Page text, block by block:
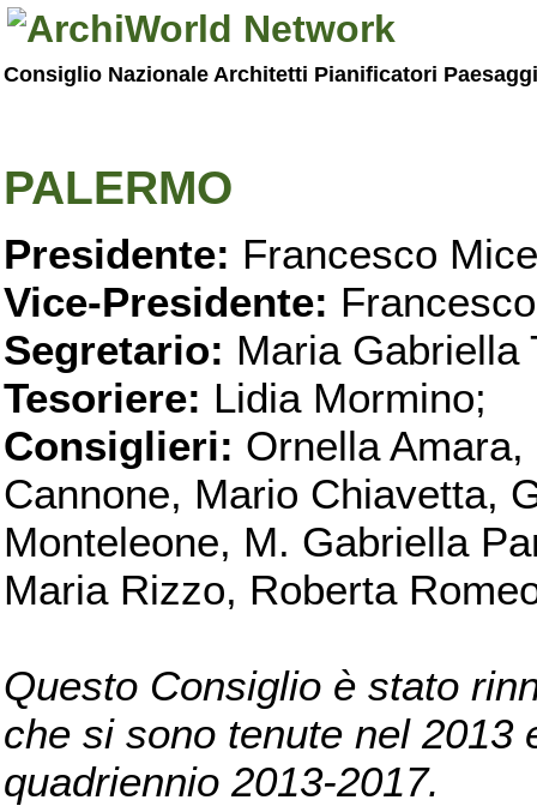
Consiglio Nazionale Architetti Pianificatori
PALERMO
Presidente: Francesco
Vice-Presidente:
Segretario: Maria Gabriella
Tesoriere: Lidia Mormino;
Consiglieri: Ornella
Cannone, Mario Chiavetta,
Monteleone, M. Gabriella
Maria Rizzo, Roberta
Questo Consiglio è stato
che si sono tenute nel 2013
quadriennio 2013-2017.